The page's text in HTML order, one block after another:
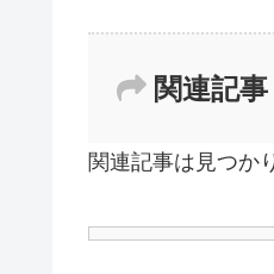
関連記事
関連記事は見つか